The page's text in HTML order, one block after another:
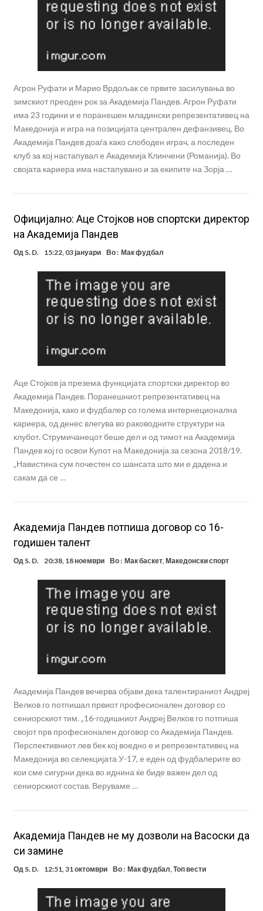
Агрон Руфати и Марио Врдољак се првите засилувања во
зимскиот преоден рок за Академија Пандев. Агрон Руфати
има 23 години и е поранешен младински репрезентативец на
Македонија и игра на позицијата централен дефанзивец. Во
Академија Пандев доаѓа како слободен играч, а последен
клуб за кој настапувал е Академија Клинчени (Романија). Во
својата кариера има настапувано и за екипите на Зорја …
Официјално: Аце Стојков нов спортски директор
на Академија Пандев
Од S. D. 15:22, 03 јануари Во : Мак фудбал
Аце Стојков ја презема функцијата спортски директор во
Академија Пандев. Поранешниот репрезентативец на
Македонија, како и фудбалер со голема интернеционална
кариера, од денес влегува во раководните структури на
клубот. Струмичанецот беше дел и од тимот на Академија
Пандев кој го освои Купот на Македонија за сезона 2018/19.
„Навистина сум почестен со шансата што ми е дадена и
сакам да се …
Академија Пандев потпиша договор со 16-
годишен талент
Од S. D. 20:38, 18 ноември Во : Мак баскет,Македонски спорт
Академија Пандев вечерва објави дека талентираниот Андреј
Велков го потпишал првиот професионален договор со
сениорскиот тим. „16-годишниот Андреј Велков го потпиша
својот прв професионален договор со Академија Пандев.
Перспективниот лев бек кој воедно е и репрезентативец на
Македонија во селекцијата У-17, е еден од фудбалерите во
кои сме сигурни дека во иднина ќе биде важен дел од
сениорскиот состав. Веруваме …
Академија Пандев не му дозволи на Васоски да
си замине
Од S. D. 12:51, 31 октомври Во : Мак фудбал,Топ вести